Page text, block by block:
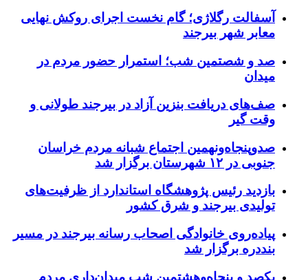
آسفالت رگلاژی؛ گام نخست اجرای روکش نهایی
معابر شهر بیرجند
صد و شصتمین شب؛ استمرار حضور مردم در
میدان
صف‌های دریافت بنزین آزاد در بیرجند طولانی و
وقت گیر
صدوپنجاه‌ونهمین اجتماع شبانه مردم خراسان
جنوبی در ۱۲ شهرستان برگزار شد
بازدید رئیس پژوهشگاه استاندارد از ظرفیت‌های
تولیدی بیرجند و شرق کشور
پیاده‌روی خانوادگی اصحاب رسانه بیرجند در مسیر
بنددره برگزار شد
یکصد و پنجاه‌وهشتمین شب میدان‌داری مردم